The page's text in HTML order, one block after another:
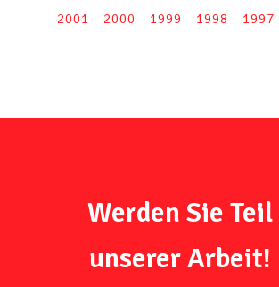
2001
2000 1999 1998 1997
Werden Sie Teil
unserer Arbeit!